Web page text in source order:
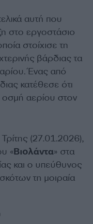
αυτή που
στο εργοστάσιο
στοίχισε τη
βάρδιας τα
Ένας από
κατέθεσε ότι
αερίου στον
(27.01.2026),
«Βιολάντα» στα
και ο υπεύθυνος
τη μοιραία